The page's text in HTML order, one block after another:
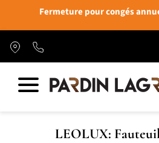
Fermeture pour congés
LEOLUX: